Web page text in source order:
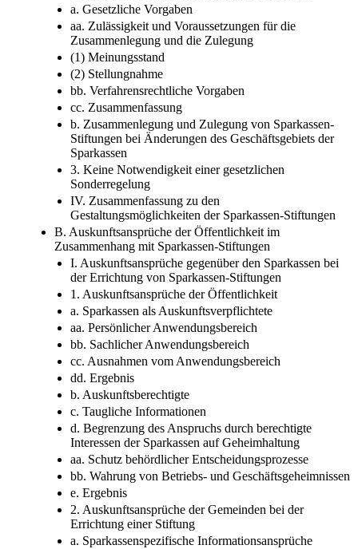
a. Gesetzliche Vorgaben
aa. Zulässigkeit und Voraussetzungen für die
Zusammenlegung und die Zulegung
(1) Meinungsstand
(2) Stellungnahme
bb. Verfahrensrechtliche Vorgaben
cc. Zusammenfassung
b. Zusammenlegung und Zulegung von Sparkassen-
Stiftungen bei Änderungen des Geschäftsgebiets der
Sparkassen
3. Keine Notwendigkeit einer gesetzlichen
Sonderregelung
IV. Zusammenfassung zu den
Gestaltungsmöglichkeiten der Sparkassen-Stiftungen
B. Auskunftsansprüche der Öffentlichkeit im
Zusammenhang mit Sparkassen-Stiftungen
I. Auskunftsansprüche gegenüber den Sparkassen bei
der Errichtung von Sparkassen-Stiftungen
1. Auskunftsansprüche der Öffentlichkeit
a. Sparkassen als Auskunftsverpflichtete
aa. Persönlicher Anwendungsbereich
bb. Sachlicher Anwendungsbereich
cc. Ausnahmen vom Anwendungsbereich
dd. Ergebnis
b. Auskunftsberechtigte
c. Taugliche Informationen
d. Begrenzung des Anspruchs durch berechtigte
Interessen der Sparkassen auf Geheimhaltung
aa. Schutz behördlicher Entscheidungsprozesse
bb. Wahrung von Betriebs- und Geschäftsgeheimnissen
e. Ergebnis
2. Auskunftsansprüche der Gemeinden bei der
Errichtung einer Stiftung
a. Sparkassenspezifische Informationsansprüche